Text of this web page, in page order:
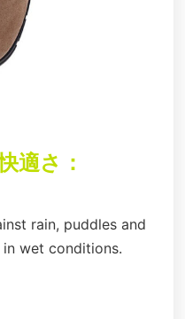
適さ：
rain, puddles and
wet conditions.